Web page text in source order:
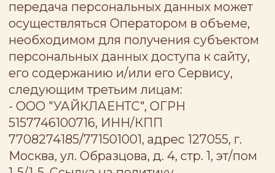
5.3. Представленная мной информация
является полной, точной и достоверной,
а также что при представлении
информации не нарушаются
действующее законодательство
Российской Федерации, законные права
представленная информация заполнена
мной в отношении себя лично.
Подтверждаю, что давая согласие,
действую свободно и без принуждения,
по собственной воле и в своих
интересах.
5.4. Проинформирован, что Оператор